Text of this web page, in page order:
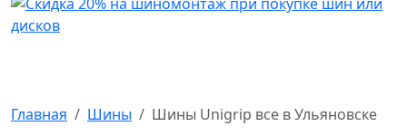
Главная Шины Шины Unigrip все в Ульяновске